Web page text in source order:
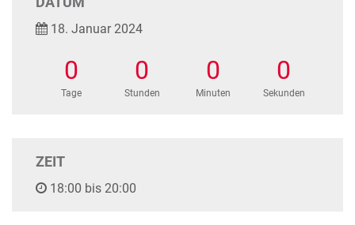
18. Januar 2024
0
Tage
0
Stunden
0
Minuten
0
Sekunden
ZEIT
18:00 bis 20:00